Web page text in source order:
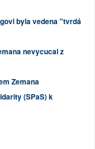
byla vedena "tvrdá
nevycucal z
Zemana
(SPaS) k